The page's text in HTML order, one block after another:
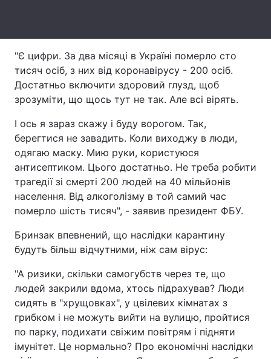
Контакти
Тема оформлення
"Є цифри. За два місяці в Україні померло сто
тисяч осіб, з них від коронавірусу - 200 осіб.
Достатньо включити здоровий глузд, щоб
зрозуміти, що щось тут не так. Але всі вірять.
І ось я зараз скажу і буду ворогом. Так,
берегтися не завадить. Коли виходжу в люди,
одягаю маску. Мию руки, користуюся
антисептиком. Цього достатньо. Не треба робити
трагедії зі смерті 200 людей на 40 мільйонів
населення. Від алкоголізму в той самий час
померло шість тисяч", - заявив президент ФБУ.
Бринзак впевнений, що наслідки карантину
будуть більш відчутними, ніж сам вірус:
"А ризики, скільки самогубств через те, що
людей закрили вдома, хтось підрахував? Люди
сидять в "хрущовках", у цвілевих кімнатах з
грибком і не можуть вийти на вулицю, пройтися
по парку, подихати свіжим повітрям і підняти
імунітет. Це нормально? Про економічні наслідки